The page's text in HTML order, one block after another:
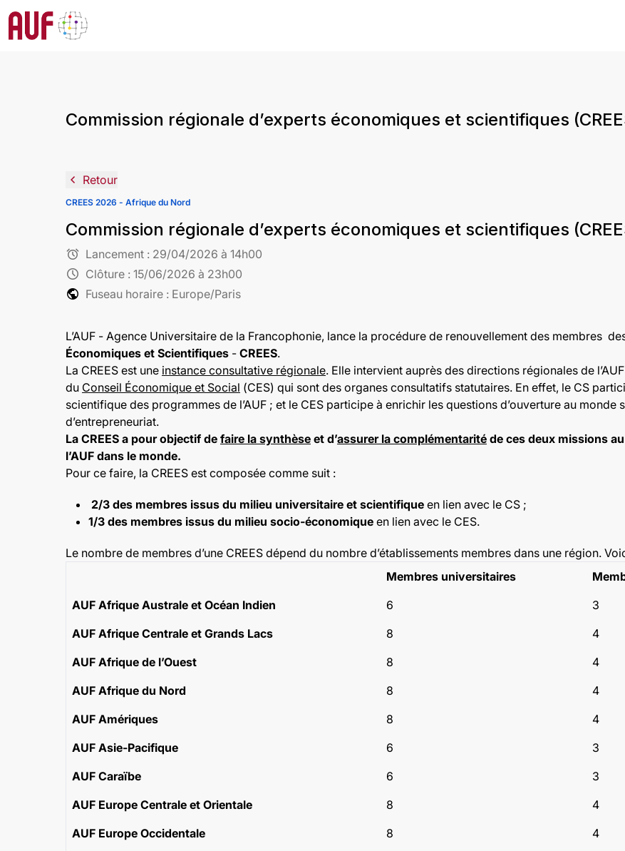
Commission régionale d’experts économiques et scientifiques
navigate_before Retour
CREES 2026 - Afrique du Nord
Commission régionale d’experts économiques et scientifiques
alarm Lancement : 29/04/2026 à 14h00
schedule Clôture : 15/06/2026 à 23h00
public Fuseau horaire : Europe/Paris
L’AUF - Agence Universitaire de la Francophonie, lance la procédure de renouvellement des membres
Économiques et Scientifiques - CREES.
La CREES est une instance consultative régionale. Elle intervient auprès des directions régionales de
du Conseil Économique et Social (CES) qui sont des organes consultatifs statutaires. En effet, le CS
scientifique des programmes de l’AUF ; et le CES participe à enrichir les questions d’ouverture au
d’entrepreneuriat.
La CREES a pour objectif de faire la synthèse et d’assurer la complémentarité de ces deux missions
l’AUF dans le monde.
Pour ce faire, la CREES est composée comme suit :
2/3 des membres issus du milieu universitaire et scientifique en lien avec le CS ;
1/3 des membres issus du milieu socio-économique en lien avec le CES.
Le nombre de membres d’une CREES dépend du nombre d’établissements membres dans une région.
Membres universitaires
AUF Afrique Australe et Océan Indien
6 3
AUF Afrique Centrale et Grands Lacs
8 4
AUF Afrique de l’Ouest
8 4
AUF Afrique du Nord
8 4
AUF Amériques
8 4
AUF Asie-Pacifique
6 3
AUF Caraïbe
6 3
AUF Europe Centrale et Orientale
8 4
AUF Europe Occidentale
8 4